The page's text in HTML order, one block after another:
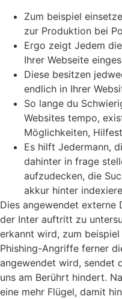
Zum beispiel
zur Produktion bei
Ergo zeigt Jedem
Ihrer Webseite
Diese besitzen
endlich in Ihrer
So lange du
Websites tempo,
Möglichkeiten,
Es hilft Jedermann,
dahinter in frage
aufzudecken, die
akkur hinter
Dies angewendet externe
der Inter auftritt zu
erkannt wird, zum
Phishing-Angriffe ferner
angewendet wird, sendet
uns am Berührt hindert.
eine mehr Flügel, damit